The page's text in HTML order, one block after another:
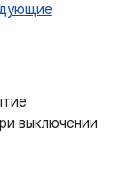
выключении